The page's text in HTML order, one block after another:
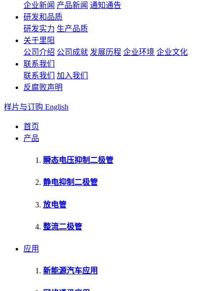
企业新闻 产品新闻 通知通告
研发和品质
研发实力 生产品质
关于里阳
公司介绍 公司成就 发展历程 企业环境 企业文化
联系我们
联系我们
加入我们
反腐败声明
样片与订购 English
首页
产品
瞬态电压抑制二极管
静电抑制二极管
放电管
整流二极管
应用
新能源汽车应用